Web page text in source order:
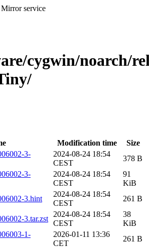
Mirror service
cygwin/noarch/
Modification time
Size
3-
2024-08-24 18:54
CEST
378 B
3-
2024-08-24 18:54
CEST
91
KiB
3.hint
2024-08-24 18:54
CEST
261 B
3.tar.zst
2024-08-24 18:54
CEST
38
KiB
1-
2026-01-11 13:36
CET
261 B